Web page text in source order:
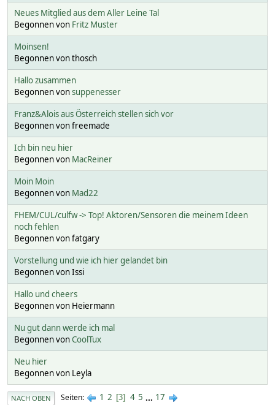
Neues Mitglied aus dem Aller Leine Tal
Begonnen von Fritz Muster
Moinsen!
Begonnen von thosch
Hallo zusammen
Begonnen vonsuppenesser
Franz&Alois aus Österreich stellen sich vor
Begonnen von freemade
Ich bin neu hier
Begonnen von MacReiner
Moin Moin
Begonnen von Mad22
FHEM/CUL/culfw -> Top! Aktoren/Sensoren die meinem Ideen
noch fehlen
Begonnen von fatgary
Vorstellung und wie ich hier gelandet bin
Begonnen von Issi
Hallo und cheers
Begonnen von Heiermann
Nu gut dann werde ich mal
Begonnen vonCoolTux
Neu hier
Begonnen von Leyla
NACH OBEN Seiten 1 2 3 4 5 ... 17